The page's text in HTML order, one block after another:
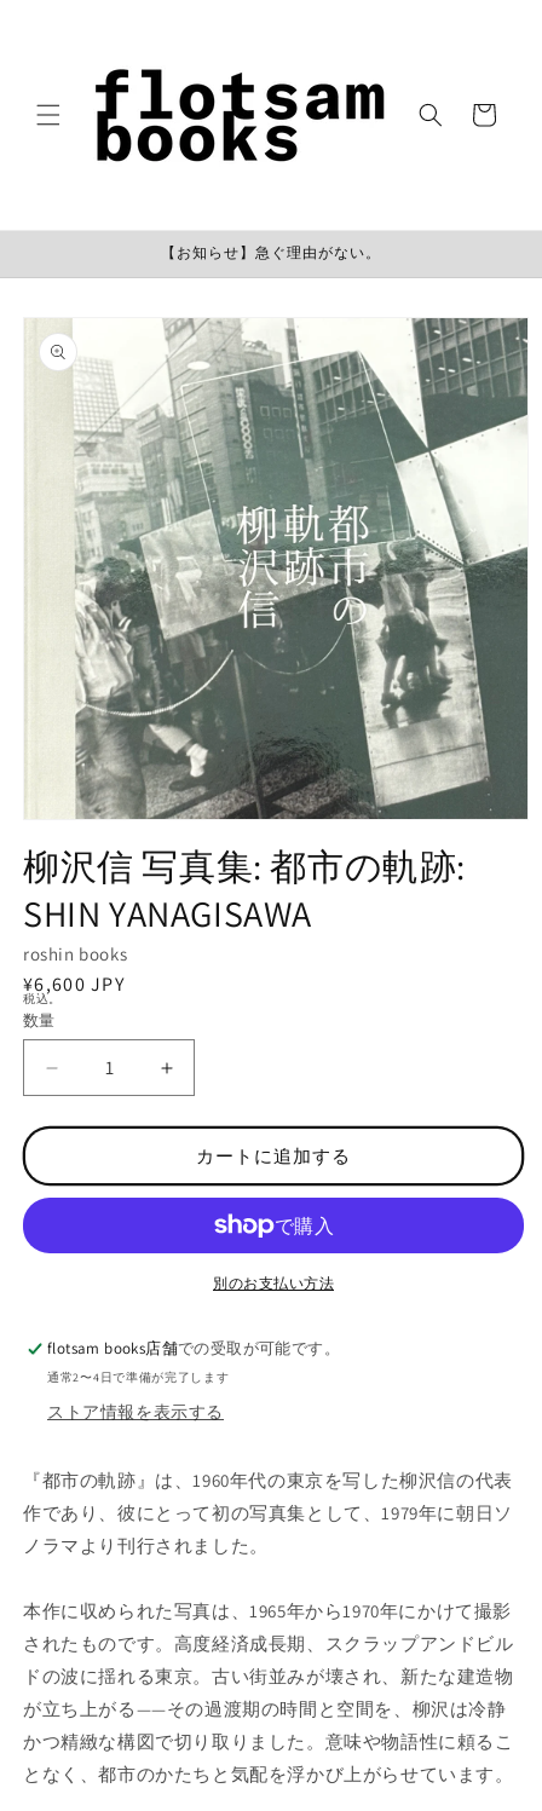
ー
【お知らせ】急ぐ理由がない。
商品情報
にスキッ
プ
ー
ダ
で
デ
ィ
ア
(1)
を
柳沢信 写真集: 都市の軌跡:
SHIN YANAGISAWA
roshin books
通
常
価
¥6,600 JPY
税込。
数
数量
真
:
の
軌
:
H
N
Y
N
A
G
I
S
W
A
柳
真
:
の
軌
:
H
N
Y
N
A
G
I
S
A
W
A
カートに追加する
別のお支払い方法
flotsam books店舗での受取が可能です。
通常2〜4日で準備が完了します
ストア情報を表示する
『都市の軌跡』は、1960年代の東京を写した柳沢信の代表
作であり、彼にとって初の写真集として、1979年に朝日ソ
ノラマより刊行されました。
本作に収められた写真は、1965年から1970年にかけて撮影
されたものです。高度経済成長期、スクラップアンドビル
ドの波に揺れる東京。古い街並みが壊され、新たな建造物
が立ち上がる——その過渡期の時間と空間を、柳沢は冷静
かつ精緻な構図で切り取りました。意味や物語性に頼るこ
となく、都市のかたちと気配を浮かび上がらせています。